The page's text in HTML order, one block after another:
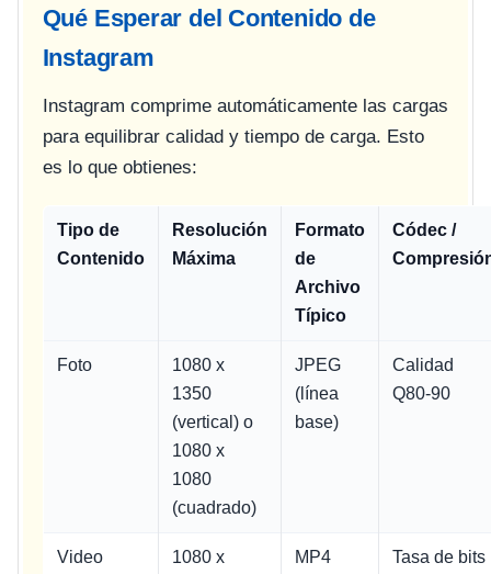
Qué Esperar del Contenido de
Instagram
Instagram comprime automáticamente las cargas
para equilibrar calidad y tiempo de carga. Esto
es lo que obtienes:
Tipo de
Contenido
Resolución
Máxima
Formato
de
Archivo
Típico
Códec /
Foto
1080 x
1350
(vertical) o
1080 x
1080
(cuadrado)
JPEG
(línea
base)
Calidad
Q80-90
Video
1080 x
MP4
Tasa de bits